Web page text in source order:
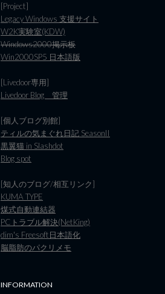
[Project]
Legacy Windows 支援サイト
W2K実験室(KDW)
Windows2000掲示板
Win2000SP5 日本語版
[Livedoor専用]
Livedoor Blog 管理
[個人ブログ別館]
ティルの気まぐれ日記 SeasonII
黒翼猫 in Slashdot
Blog spot
[知人のブログ/相互リンク]
KUMA TYPE
煤式自動連結器
PCトラブル解決(NetKing)
dim's Freesoft日本語化
脳脂肪のパクリメモ
INFORMATION